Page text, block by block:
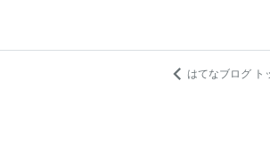
はてなブログ ト